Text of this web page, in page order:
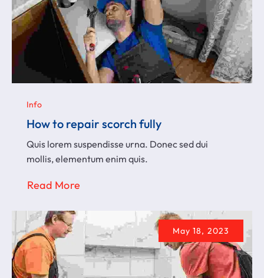
Info
How to repair scorch fully
Quis lorem suspendisse urna. Donec sed dui
mollis, elementum enim quis.
Read More
May 18, 2023